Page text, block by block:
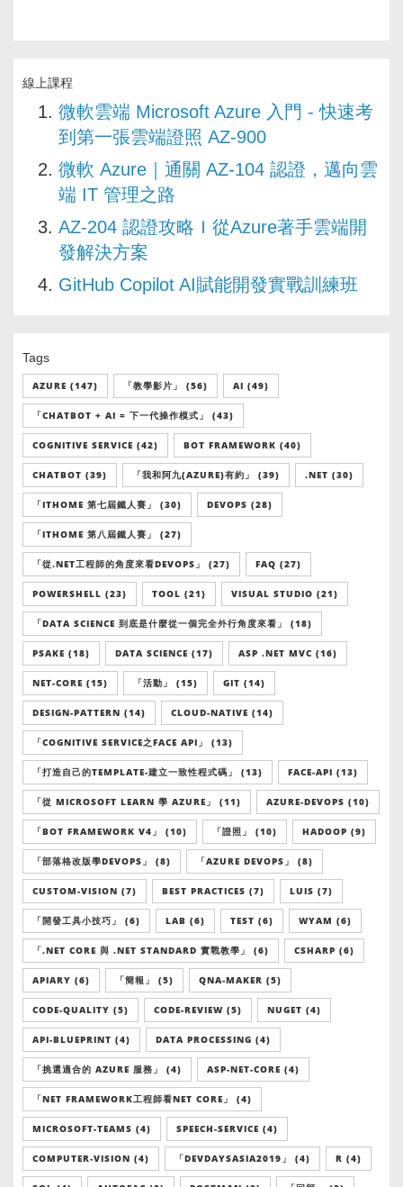
線上課程
微軟雲端 Microsoft Azure 入門 - 快速考
到第一張雲端證照 AZ-900
微軟 Azure｜通關 AZ-104 認證，邁向雲
端 IT 管理之路
AZ-204 認證攻略Ｉ從Azure著手雲端開
發解決方案
GitHub Copilot AI賦能開發實戰訓練班
Tags
AZURE (147) 「教學影片」 (56) AI (49)
「CHATBOT + AI = 下一代操作模式」 (43)
COGNITIVE SERVICE (42) BOT FRAMEWORK (40)
CHATBOT (39) 「我和阿九(AZURE)有約」 (39) .NET (30)
「ITHOME 第七屆鐵人賽」 (30) DEVOPS (28)
「ITHOME 第八屆鐵人賽」 (27)
「從.NET工程師的角度來看DEVOPS」 (27) FAQ (27)
POWERSHELL (23) TOOL (21) VISUAL STUDIO (21)
「DATA SCIENCE 到底是什麼從一個完全外行角度來看」 (18)
PSAKE (18) DATA SCIENCE (17) ASP .NET MVC (16)
NET-CORE (15) 「活動」 (15) GIT (14)
DESIGN-PATTERN (14) CLOUD-NATIVE (14)
「COGNITIVE SERVICE之FACE API」 (13)
「打造自己的TEMPLATE-建立一致性程式碼」 (13) FACE-API (13)
「從 MICROSOFT LEARN 學 AZURE」 (11) AZURE-DEVOPS (10)
「BOT FRAMEWORK V4」 (10) 「證照」 (10) HADOOP (9)
「部落格改版學DEVOPS」 (8) 「AZURE DEVOPS」 (8)
CUSTOM-VISION (7) BEST PRACTICES (7) LUIS (7)
「開發工具小技巧」 (6) LAB (6) TEST (6) WYAM (6)
「.NET CORE 與 .NET STANDARD 實戰教學」 (6) CSHARP (6)
APIARY (6) 「簡報」 (5) QNA-MAKER (5)
CODE-QUALITY (5) CODE-REVIEW (5) NUGET (4)
API-BLUEPRINT (4) DATA PROCESSING (4)
「挑選適合的 AZURE 服務」 (4) ASP-NET-CORE (4)
「NET FRAMEWORK工程師看NET CORE」 (4)
MICROSOFT-TEAMS (4) SPEECH-SERVICE (4)
COMPUTER-VISION (4) 「DEVDAYSASIA2019」 (4) R (4)